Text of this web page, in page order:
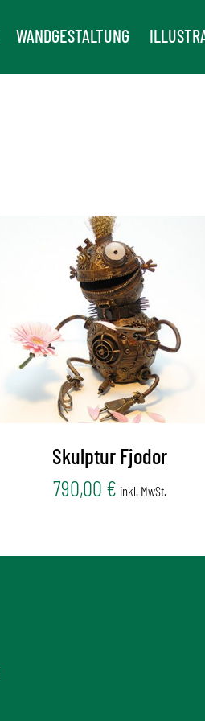
WANDGESTALTUNG
Skulptur Fjodor
790,00 € inkl. MwSt.